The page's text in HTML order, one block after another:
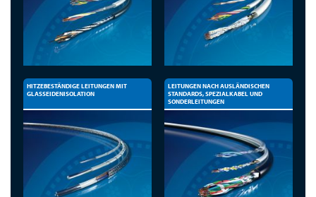
HITZEBESTÄNDIGE LEITUNGEN MIT
GLASSEIDENISOLATION
LEITUNGEN NACH AUSLÄNDISCHEN
STANDARDS, SPEZIALKABEL UND
SONDERLEITUNGEN